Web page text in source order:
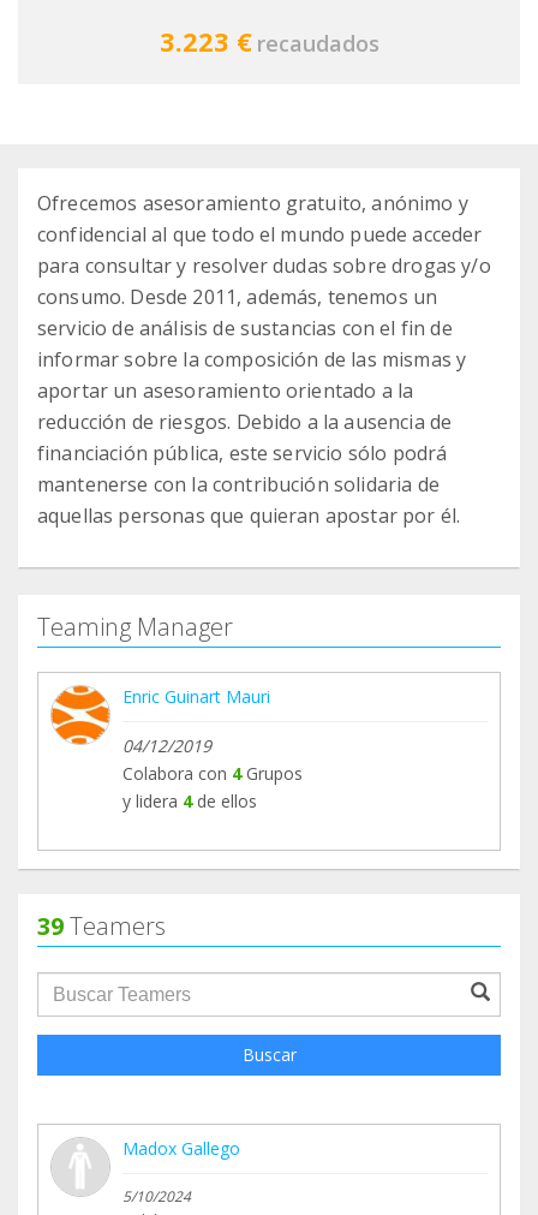
3.223 € recaudados
Ofrecemos asesoramiento gratuito, anónimo y
confidencial al que todo el mundo puede acceder
para consultar y resolver dudas sobre drogas y/o
consumo. Desde 2011, además, tenemos un
servicio de análisis de sustancias con el fin de
informar sobre la composición de las mismas y
aportar un asesoramiento orientado a la
reducción de riesgos. Debido a la ausencia de
financiación pública, este servicio sólo podrá
mantenerse con la contribución solidaria de
aquellas personas que quieran apostar por él.
Teaming Manager
Enric Guinart Mauri
04/12/2019
Colabora con 4Grupos
y lidera 4 de ellos
39Teamers
groupProfile.searchForm.search.text???
Buscar
Madox Gallego
5/10/2024